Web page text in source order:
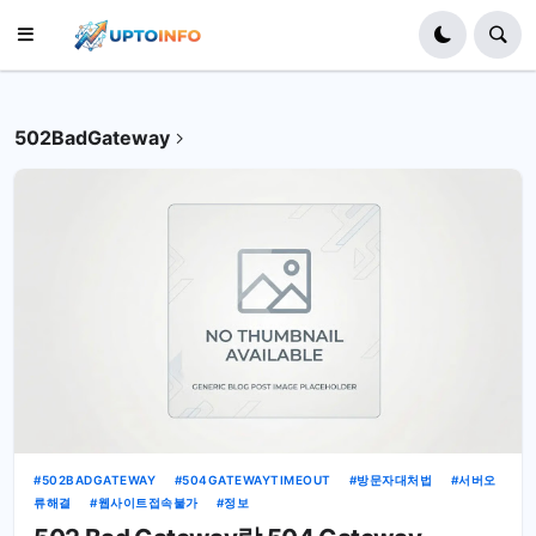
502BadGateway
502BADGATEWAY 504GATEWAYTIMEOUT 방문자대처법
서버오
류해결
웹사이트접속불가 정보